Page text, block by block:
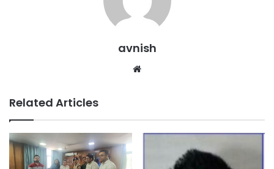
avnish
Related Articles